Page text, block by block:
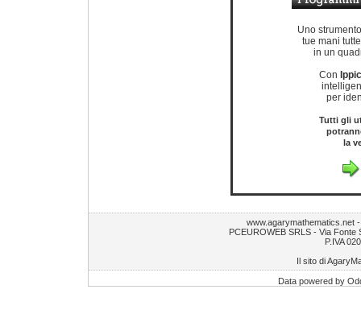
Uno
tue mani
in un
Con
per
Tutti gli
la
www.agarymathematics.net
PCEUROWEB SRLS - Via
P.IVA
Il sito di
Data powered by